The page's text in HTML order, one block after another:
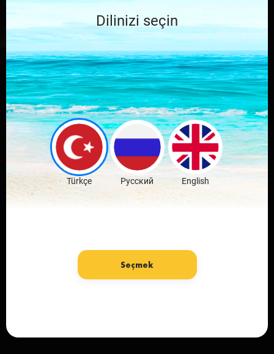
Оставляй
комментарии и
обсуждай новости
Скачать бесплатно
Dilinizi seçin
Türkçe Русский English
Seçmek